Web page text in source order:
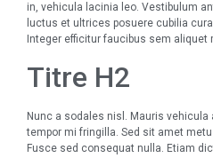
in, vehicula lacinia leo. Vestibulum
luctus et ultrices posuere cubilia
Integer efficitur faucibus sem aliquet
Titre H2
Nunc a sodales nisl. Mauris
tempor mi fringilla. Sed sit amet
Fusce sed consequat nulla. Etiam